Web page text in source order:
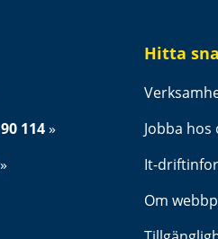
90 114
Hitta
Jobba hos
It-
Om